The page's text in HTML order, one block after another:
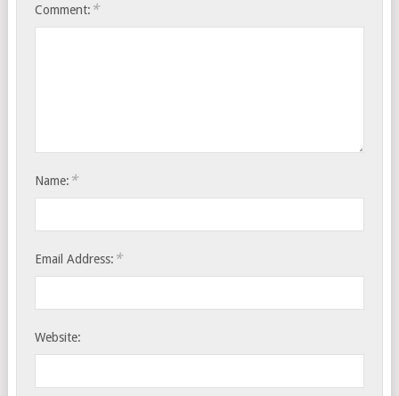
Comment: *
Name: *
Email Address: *
Website: